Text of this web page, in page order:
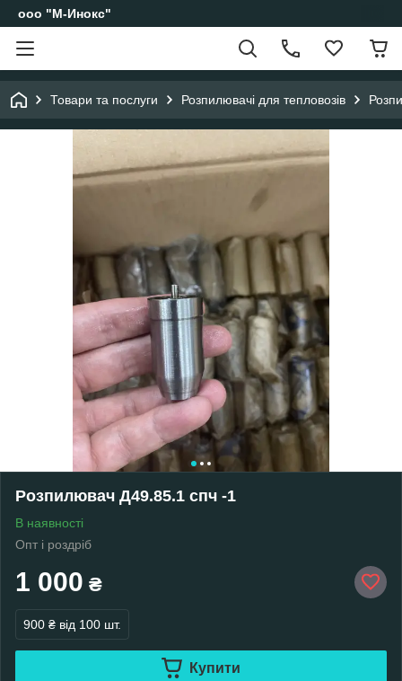
ооо "М-Инокс"
Товари та послуги Розпилювачі для тепловозів
Розпилювач Д49.85.1 спч -1
В наявності
Опт і роздріб
1 000 ₴
900 ₴ від 100 шт.
Купити